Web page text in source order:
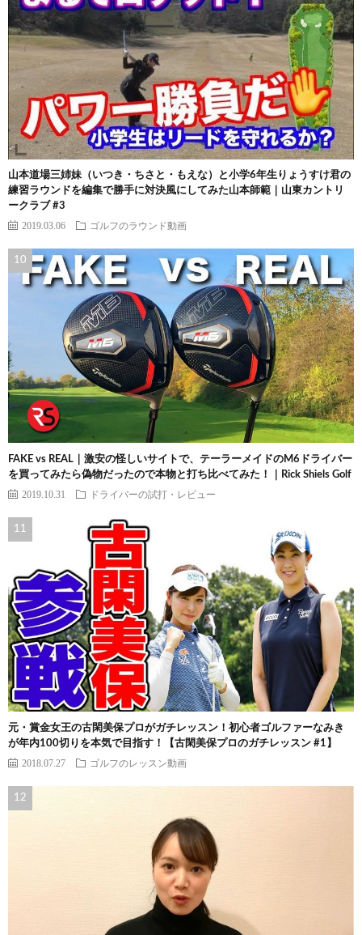
山本道場三姉妹（いつき・ちさと・もえな）と小学6年生りょうすけ君の
練習ラウンドを編集で勝手に対決風にしてみた山本師範｜山東カントリ
ークラブ #3
2019.03.06 ゴルフのラウンド動画
FAKE vs REAL｜激安の怪しいサイトで、テーラーメイドのM6ドライバー
を買ってみたら偽物だったので本物と打ち比べてみた！｜Rick Shiels Golf
2019.10.31 ドライバーの試打・レビュー
元・賞金女王の古閑美保プロがガチレッスン！初心者ゴルファーなみき
が年内100切りを本気で目指す！【古閑美保プロのガチレッスン #1】
2018.07.27 ゴルフのレッスン動画